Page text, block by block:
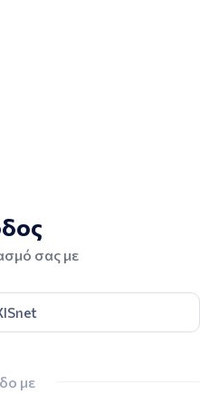
σας με
με